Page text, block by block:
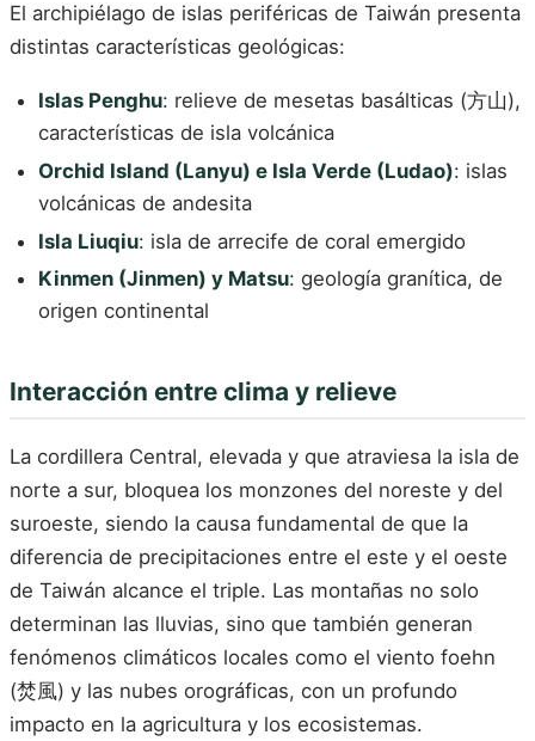
El archipiélago de islas periféricas de Taiwán presenta
distintas características geológicas:
Islas Penghu: relieve de mesetas basálticas (方山),
características de isla volcánica
Orchid Island (Lanyu) e Isla Verde (Ludao): islas
volcánicas de andesita
Isla Liuqiu: isla de arrecife de coral emergido
Kinmen (Jinmen) y Matsu: geología granítica, de
origen continental
Interacción entre clima y relieve
La cordillera Central, elevada y que atraviesa la isla de
norte a sur, bloquea los monzones del noreste y del
suroeste, siendo la causa fundamental de que la
diferencia de precipitaciones entre el este y el oeste
de Taiwán alcance el triple. Las montañas no solo
determinan las lluvias, sino que también generan
fenómenos climáticos locales como el viento foehn
(焚風) y las nubes orográficas, con un profundo
impacto en la agricultura y los ecosistemas.